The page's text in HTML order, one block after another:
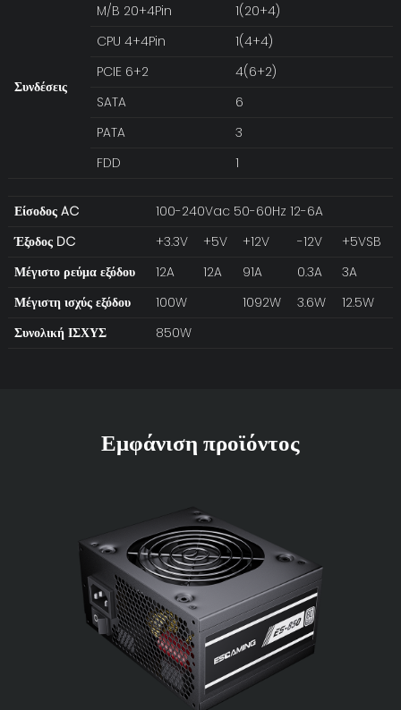
Συνδέσεις
M/B 20+4Pin
1(20+4)
CPU 4+4Pin
1(4+4)
PCIE 6+2
4(6+2)
SATA
6
PATA
3
FDD
1
Είσοδος AC
100-240Vac 50-60Hz 12-6A
Έξοδος DC
+3.3V +5V +12V -12V
+5VSB
Μέγιστο ρεύμα εξόδου
12A 12A 91A 0.3A
3A
Μέγιστη ισχύς εξόδου
100W 1092W 3.6W
12.5W
Συνολική ΙΣΧΥΣ
850W
Εμφάνιση προϊόντος